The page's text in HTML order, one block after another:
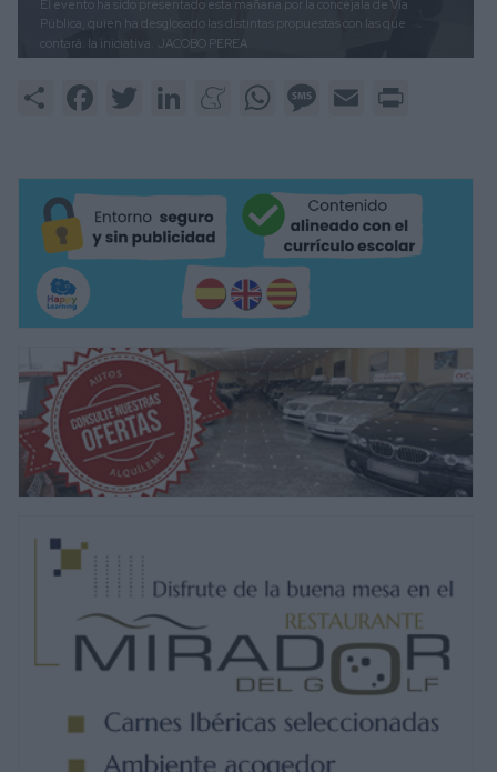
El evento ha sido presentado esta mañana por la concejala de Vía
Pública, quien ha desglosado las distintas propuestas con las que
contará. la iniciativa.
JACOBO PEREA
Share FacebookTwitter LinkedInMeneameWhatsAppMessage
Email